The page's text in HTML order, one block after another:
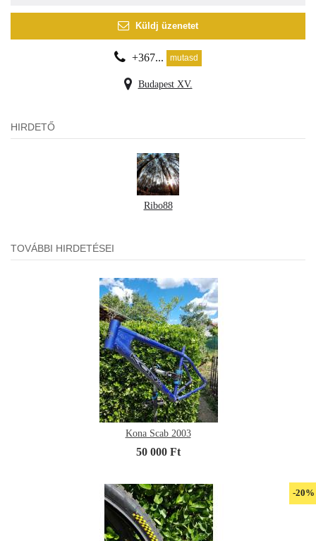
Küldj üzenetet
+367... mutasd
Budapest XV.
HIRDETŐ
Ribo88
TOVÁBBI HIRDETÉSEI
Kona Scab 2003
50 000 Ft
-20%